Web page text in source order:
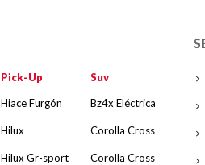
Pick-Up
Hiace Furgón
Hilux
Hilux Gr-sport
Suv
Bz4x Eléctrica
Corolla Cross
Corolla Cross